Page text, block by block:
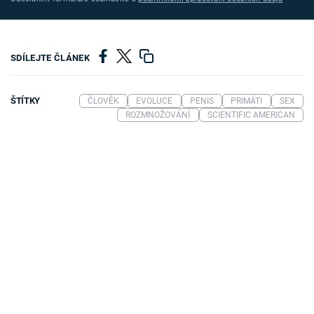
SDÍLEJTE ČLÁNEK
ŠTÍTKY ČLOVĚK EVOLUCE PENIS PRIMÁTI
SEX
ROZMNOŽOVÁNÍ
SCIENTIFIC AMERICAN